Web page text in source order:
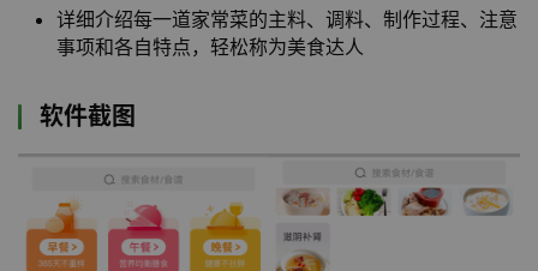
详细介绍每一道家常菜的主料、调料、制作过程、注意
事项和各自特点，轻松称为美食达人
软件截图